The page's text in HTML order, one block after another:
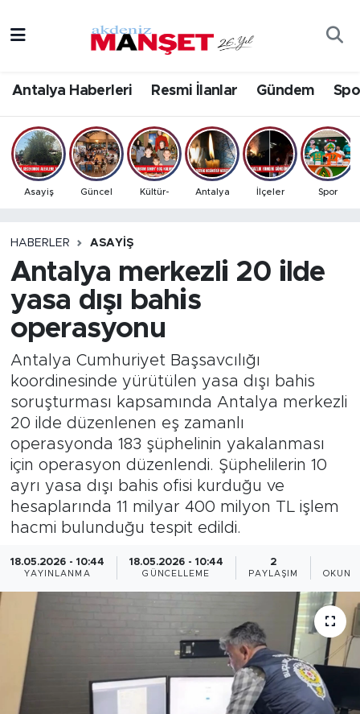
Antalya Haberleri Resmi İlanlar Gündem
Asayiş Güncel Kültür- Antalya İlçeler Spor
HABERLER ASAYIŞ
Antalya merkezli 20 ilde
yasa dışı bahis
operasyonu
Antalya Cumhuriyet Başsavcılığı
koordinesinde yürütülen yasa dışı bahis
soruşturması kapsamında Antalya merkezli
20 ilde düzenlenen eş zamanlı
operasyonda 183 şüphelinin yakalanması
için operasyon düzenlendi. Şüphelilerin 10
ayrı yasa dışı bahis ofisi kurduğu ve
hesaplarında 11 milyar 400 milyon TL işlem
hacmi bulunduğu tespit edildi.
18.05.2026 - 10:44
YAYINLANMA
18.05.2026 - 10:44
GÜNCELLEME
2
PAYLAŞIM
Bilim & Teknoloji
Eğitim
Ekonomi
Gündem
İlçeler
Magazin
Özel Haber
Politika
Resmi İlanlar
Spor
Antalya Hava Durumu
Antalya Namaz Vakitleri
Antalya Trafik Yoğunluk Haritası
Tüm Manşetler
Son Dakika Haberleri